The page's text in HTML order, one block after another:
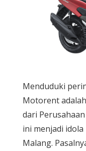
Menduduki
Motorent
dari
ini menjadi
Malang.